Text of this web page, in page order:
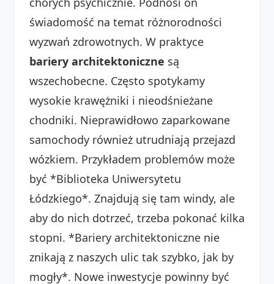
świadomość na temat różnorodności
wyzwań zdrowotnych. W praktyce
bariery architektoniczne są
wszechobecne. Często spotykamy
wysokie krawężniki i nieodśnieżane
chodniki. Nieprawidłowo zaparkowane
samochody również utrudniają przejazd
wózkiem. Przykładem problemów może
być *Biblioteka Uniwersytetu
Łódzkiego*. Znajdują się tam windy, ale
aby do nich dotrzeć, trzeba pokonać kilka
stopni. *Bariery architektoniczne nie
znikają z naszych ulic tak szybko, jak by
mogły*. Nowe inwestycje powinny być